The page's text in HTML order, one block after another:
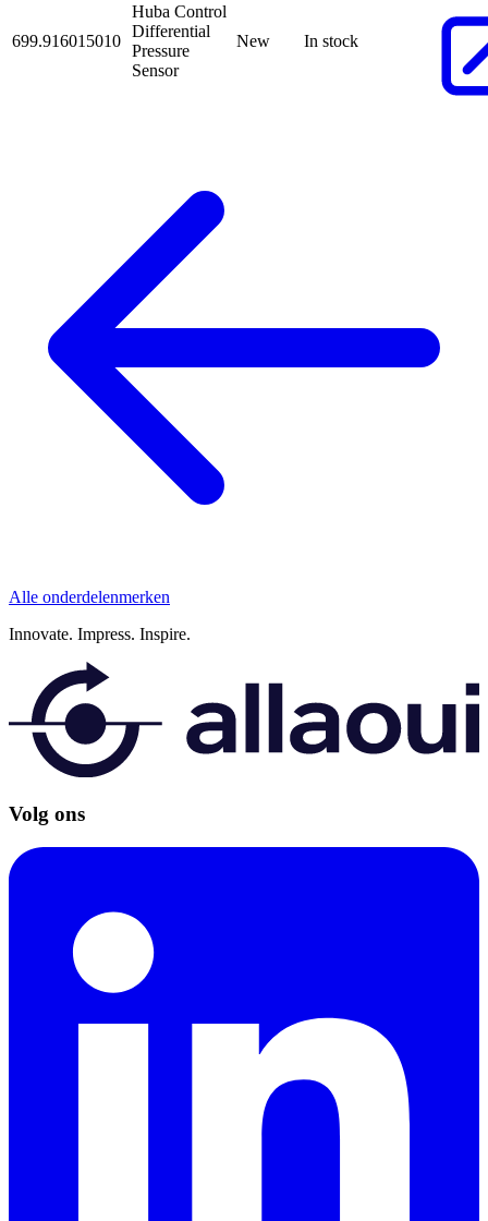
699.916015010
Huba Control
Differential
Pressure
Sensor
New In stock
Alle onderdelenmerken
Innovate. Impress. Inspire.
Volg ons